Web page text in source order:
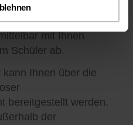
stimmt Lernziele,
und die weitere
mit Ihnen
Schüler ab.
Ihnen über die
bereitgestellt werden.
der